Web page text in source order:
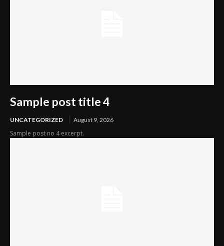
Sample post title 4
UNCATEGORIZED August 9, 2026
Sample post no 4 excerpt.